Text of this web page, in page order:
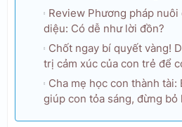
Review Phương pháp
diệu: Có dễ như lời đồn?
Chốt ngay bí quyết vàng!
trị cảm xúc của con trẻ để
Cha mẹ học con thành
giúp con tỏa sáng, đừng bỏ